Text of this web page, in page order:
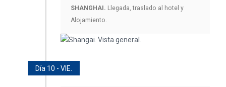
SHANGHAI. Llegada, traslado al hotel y
Alojamiento.
Día 10 - VIE.